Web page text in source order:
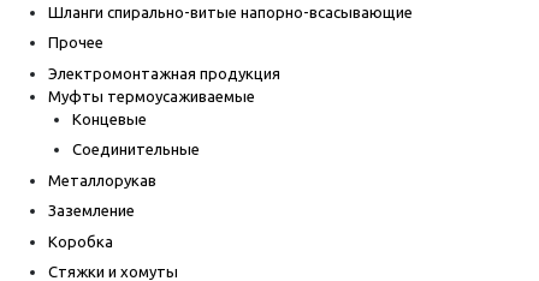
Шланги спирально-витые напорно-всасывающие
Прочее
Электромонтажная продукция
Муфты термоусаживаемые
Концевые
Соединительные
Металлорукав
Заземление
Коробка
Стяжки и хомуты